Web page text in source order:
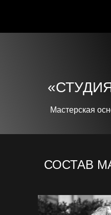
Мастерская
СОСТАВ